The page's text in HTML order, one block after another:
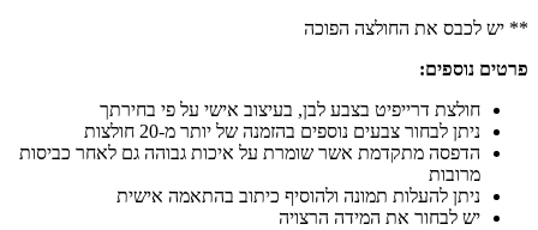
** יש לכבס את החולצה הפוכה
פרטים נוספים:
חולצת דרייפיט בצבע לבן, בעיצוב אישי על פי בחירתך
ניתן לבחור צבעים נוספים בהזמנה של יותר מ-20 חולצות
הדפסה מתקדמת אשר שומרת על איכות גבוהה גם לאחר כביסות
מרובות
ניתן להעלות תמונה ולהוסיף כיתוב בהתאמה אישית
יש לבחור את המידה הרצויה